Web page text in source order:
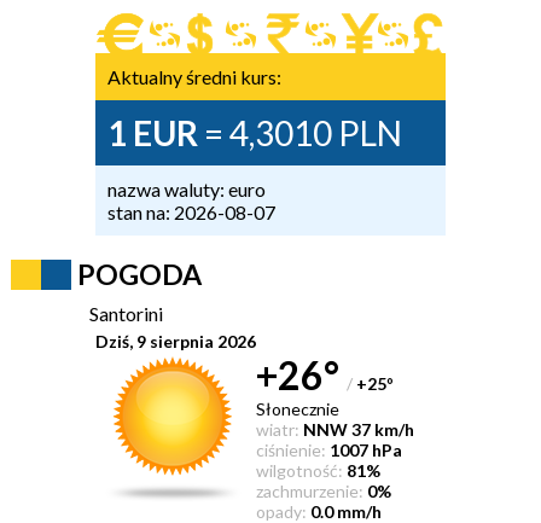
Aktualny średni kurs:
1 EUR = 4,3010 PLN
nazwa waluty: euro
stan na: 2026-08-07
POGODA
Santorini
Dziś, 9 sierpnia 2026
+26° / +25°
Słonecznie
wiatr: NNW 37 km/h
ciśnienie: 1007 hPa
wilgotność: 81%
zachmurzenie: 0%
opady: 0.0 mm/h